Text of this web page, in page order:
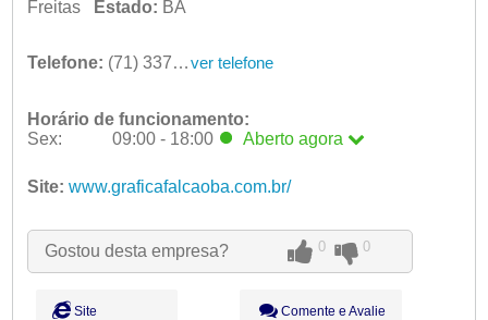
Freitas
Estado: BA
Telefone: (71) 3379-6000 ver telefone
Horário de funcionamento:
Sex:
09:00 - 18:00 Aberto agora
Ter:
09:00 - 18:00
Qui:
09:00 - 18:00
Sex:
09:00 - 18:00 Abertoagora
Site: www.graficafalcaoba.com.br/
Gostou desta empresa? 0 0
Site Comente e Avalie